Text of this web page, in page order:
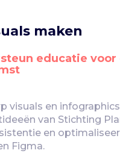
maken
educatie
visuals en
van Stichting
en
Figma.